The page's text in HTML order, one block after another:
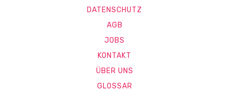
DATENSCHUTZ
AGB
JOBS
KONTAKT
ÜBER UNS
GLOSSAR